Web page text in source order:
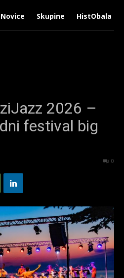
Novice Skupine HistObala
2026 –
festival big
0